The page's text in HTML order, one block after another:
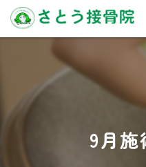
9月施